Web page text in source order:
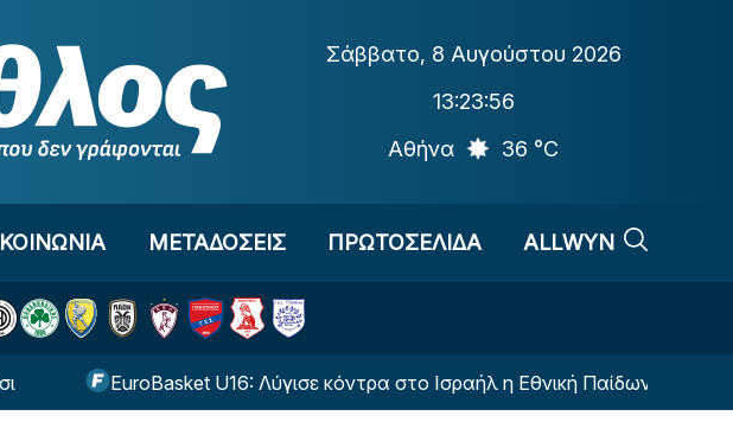
Σάββατο, 8 Αυγούστου 2026
13:23:56
Αθήνα
36 °C
ΚΟΙΝΩΝΙΑ ΜΕΤΑΔΟΣΕΙΣ ΠΡΩΤΟΣΕΛΙΔΑ ALLWYN
EuroBasket U16: Λύγισε κόντρα στο Ισραήλ η Εθνική Παίδων